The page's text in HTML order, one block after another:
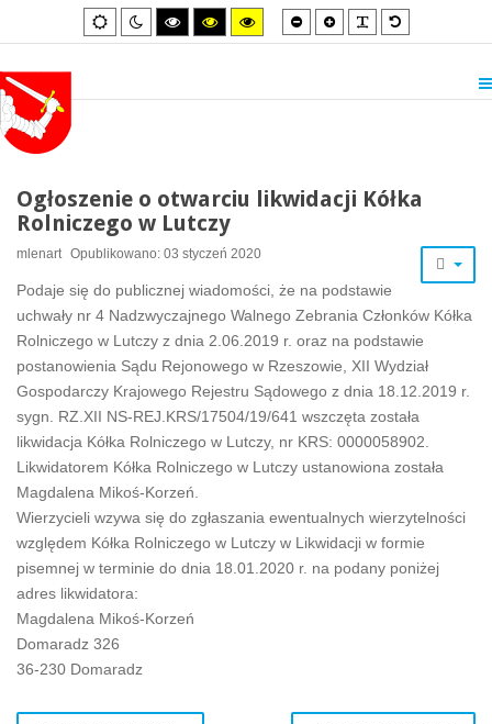
Default
mode
Night
mode
High
contrast
High
contrast
High
contrast
Smaller
font
Larger
font
Default
font
Ogłoszenie o otwarciu likwidacji Kółka
Rolniczego w Lutczy
mlenart Opublikowano: 03 styczeń 2020
Podaje się do publicznej wiadomości, że na podstawie
uchwały nr 4 Nadzwyczajnego Walnego Zebrania Członków Kółka
Rolniczego w Lutczy z dnia 2.06.2019 r. oraz na podstawie
postanowienia Sądu Rejonowego w Rzeszowie, XII Wydział
Gospodarczy Krajowego Rejestru Sądowego z dnia 18.12.2019 r.
sygn. RZ.XII NS-REJ.KRS/17504/19/641 wszczęta została
likwidacja Kółka Rolniczego w Lutczy, nr KRS: 0000058902.
Likwidatorem Kółka Rolniczego w Lutczy ustanowiona została
Magdalena Mikoś-Korzeń.
Wierzycieli wzywa się do zgłaszania ewentualnych wierzytelności
względem Kółka Rolniczego w Lutczy w Likwidacji w formie
pisemnej w terminie do dnia 18.01.2020 r. na podany poniżej
adres likwidatora:
Magdalena Mikoś-Korzeń
Domaradz 326
36-230 Domaradz